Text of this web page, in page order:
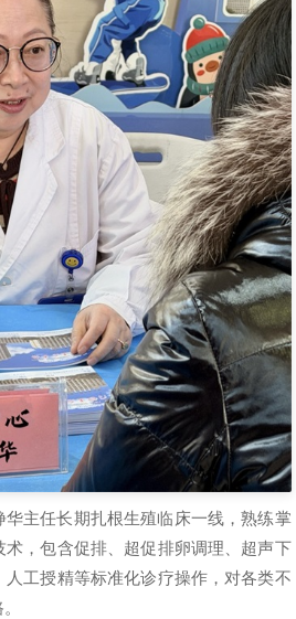
华主任长期扎根生殖临床一线，熟练掌
，包含促排、超促排卵调理、超声下
工授精等标准化诊疗操作，对各类不